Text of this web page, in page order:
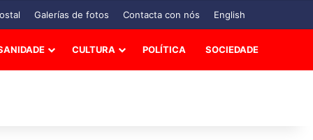
Galerías de fotos Contacta con nós English
CULTURA POLÍTICA SOCIEDADE